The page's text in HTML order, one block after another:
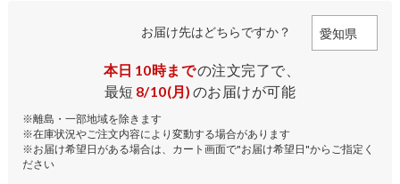
お届け先はどちらですか？
本日 10時までの注文完了で、
最短 8/10(月) のお届けが可能
※離島・一部地域を除きます
※在庫状況やご注文内容により変動する場合があります
※お届け希望日がある場合は、カート画面で"お届け希望日"からご指定く
ださい